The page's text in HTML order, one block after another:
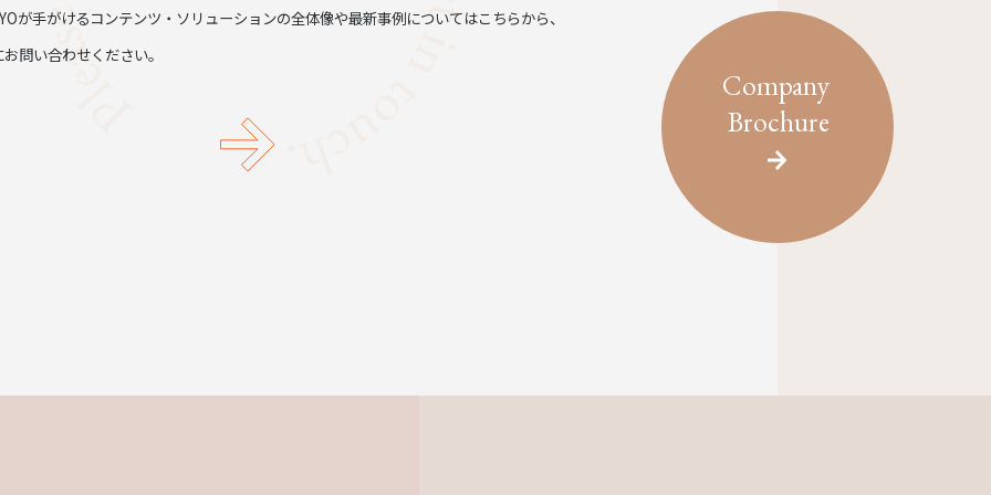
が手がけるコンテンツ・ソリューションの全体像や最新事例についてはこちらから、
問い合わせください。
Company
Brochure